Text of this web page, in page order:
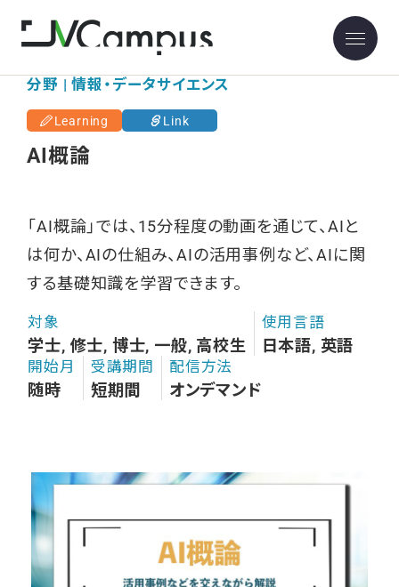
分野 | 情報・データサイエンス
Learning Link
AI概論
「AI概論」では、15分程度の動画を通じて、AIと
は何か、AIの仕組み、AIの活用事例など、AIに関
する基礎知識を学習できます。
対象
学士, 修士, 博士, 一般, 高校生
使用言語
日本語, 英語
開始月
随時
受講期間
短期間
配信方法
オンデマンド